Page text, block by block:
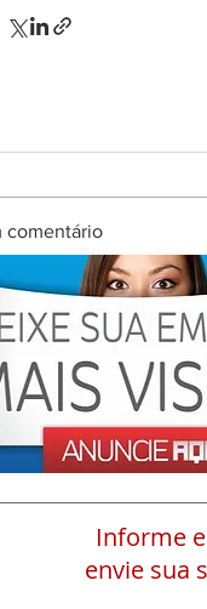
comentário
Informe
envie sua